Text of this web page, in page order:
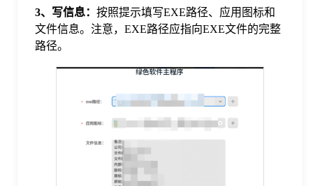
3、 写信息： 按照提示填写EXE路径、应用图标和
文件信息。注意，EXE路径应指向EXE文件的完整
路径。